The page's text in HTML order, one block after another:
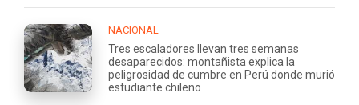
NACIONAL
Tres escaladores llevan tres semanas
desaparecidos: montañista explica la
peligrosidad de cumbre en Perú donde murió
estudiante chileno